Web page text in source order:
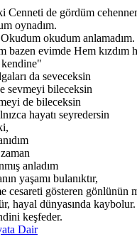
Cenneti de gördüm
oynadım.
okudum anlamadım.
bazen evimde Hem kızdım
da seveceksin
sevmeyi bileceksin
de bileceksin
hayatı seyredersin
anladım
yaşamı bulanıktır,
cesareti gösteren gönlünün
hayal dünyasında kaybolur.
keşfeder.
Dair